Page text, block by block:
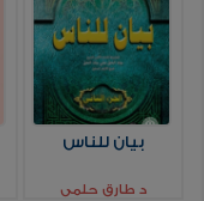
بيان للناس
د طارق حلمى